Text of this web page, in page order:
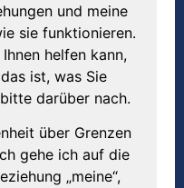
und meine
sie funktionieren.
helfen kann,
ist, was Sie
darüber nach.
über Grenzen
gehe ich auf die
„meine“,